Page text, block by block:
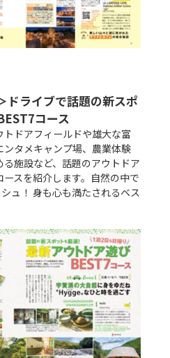
ライブで話題の新スポ
コース
ドアフィールドや雄大な富
タメキャンプ場、農業体験
施設など、話題のアウトドア
スを紹介します。自然の中で
ュ！ 身も心も満たされるベス